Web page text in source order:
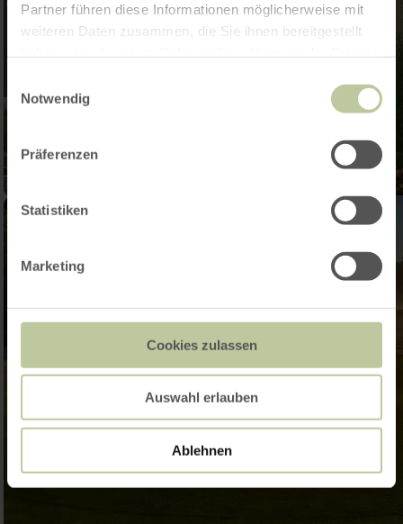
Partner führen diese Informationen möglicherweise mit
weiteren Daten zusammen, die Sie ihnen bereitgestellt
Notwendig
Präferenzen
Statistiken
Marketing
Cookies zulassen
Auswahl erlauben
Ablehnen